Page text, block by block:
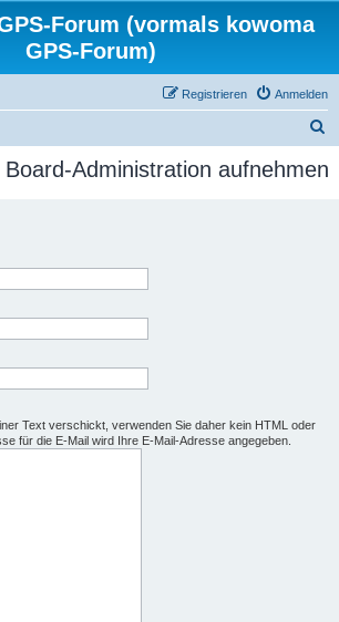
Forum (vormals kowoma
GPS-Forum)
Anmelden
Registrieren
c
Administration aufnehmen
Text verschickt, verwenden Sie daher kein HTML oder
für die E-Mail wird Ihre E-Mail-Adresse angegeben.